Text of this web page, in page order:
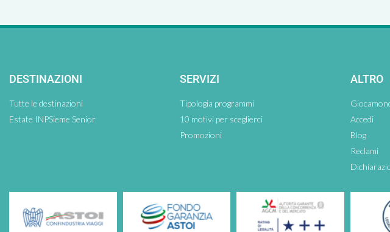
DESTINAZIONI
Tutte le destinazioni
Estate INPSieme Senior
SERVIZI
Tipologia programmi
10 motivi per sceglierci
Promozioni
ALTRO
Accedi
Blog
Reclami